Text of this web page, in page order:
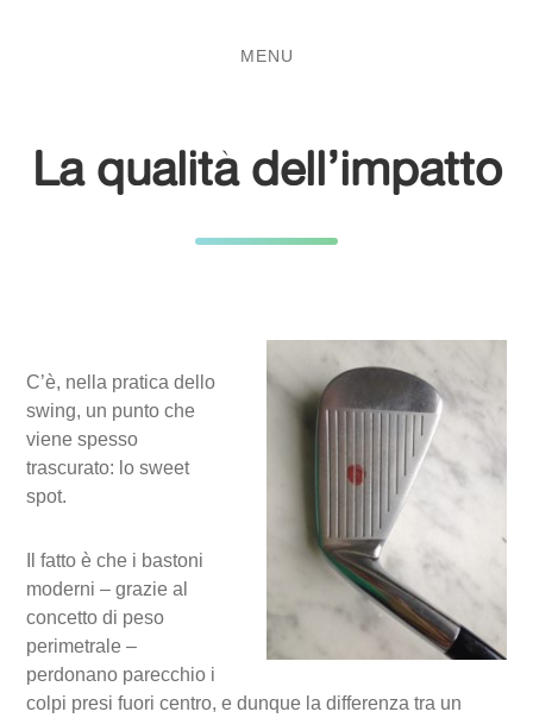
MENU
La qualità dell’impatto
C’è, nella pratica dello
swing, un punto che
viene spesso
trascurato: lo sweet
spot.
Il fatto è che i bastoni
moderni – grazie al
concetto di peso
perimetrale –
perdonano parecchio i
colpi presi fuori centro, e dunque la differenza tra un